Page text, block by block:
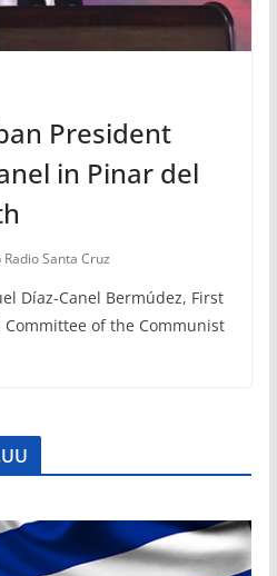
President
in Pinar del
Santa Cruz
Díaz-Canel Bermúdez, First
of the Communist